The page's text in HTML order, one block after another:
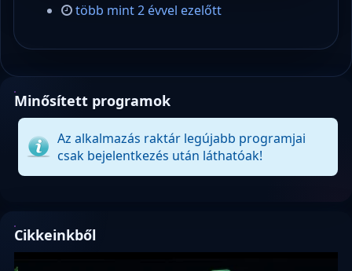
több mint 2 évvel ezelőtt
Minősített programok
Az alkalmazás raktár legújabb programjai
csak bejelentkezés után láthatóak!
Cikkeinkből